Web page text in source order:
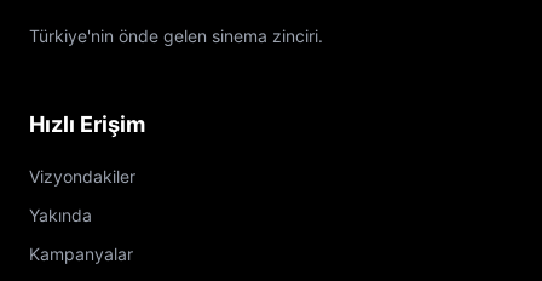
Türkiye'nin önde gelen sinema zinciri.
Hızlı Erişim
Vizyondakiler
Yakında
Kampanyalar